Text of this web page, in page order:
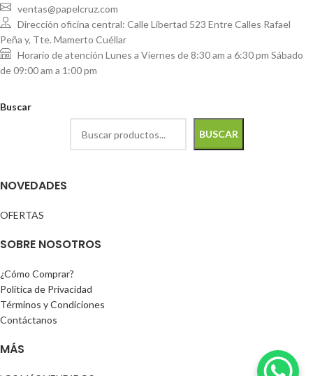
ventas@papelcruz.com
Dirección oficina central: Calle Libertad 523 Entre Calles Rafael
Peña y, Tte. Mamerto Cuéllar
Horario de atención Lunes a Viernes de 8:30 am a 6:30 pm Sábado
de 09:00 am a 1:00 pm
Buscar
BUSCAR
NOVEDADES
OFERTAS
SOBRE NOSOTROS
¿Cómo Comprar?
Política de Privacidad
Términos y Condiciones
Contáctanos
MÁS